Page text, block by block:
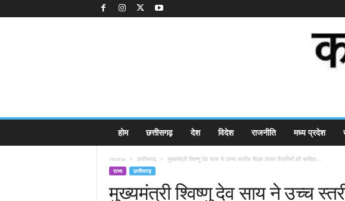
k
होम छत्तीसगढ़ देश विदेश राजनीति मध्य प्रदेश
Home छत्तीसगढ़ मुख्यमंत्री श्विष्णु देव साय ने उच्च स्तरीय बैठक लेकर तैयारियों की समीक्षा...
राज्य छत्तीसगढ़
मुख्यमंत्री श्विष्णु देव साय ने उच्च